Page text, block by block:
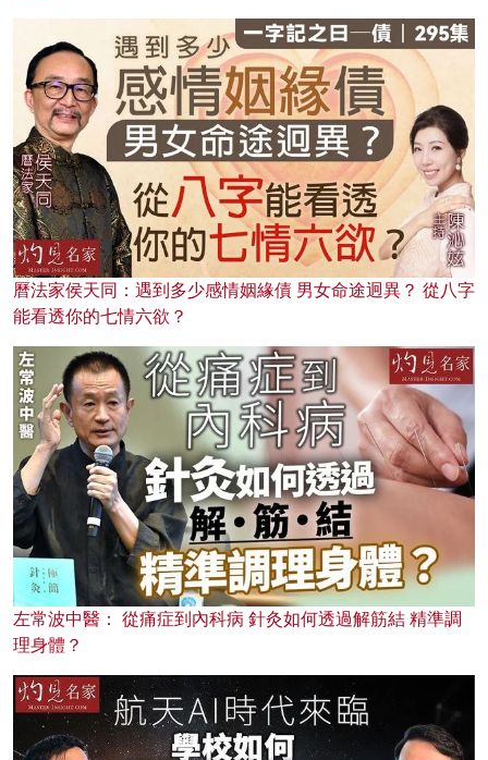
曆法家侯天同：遇到多少感情姻緣債 男女命途迥異？ 從八字
能看透你的七情六欲？
左常波中醫： 從痛症到內科病 針灸如何透過解筋結 精準調
理身體？